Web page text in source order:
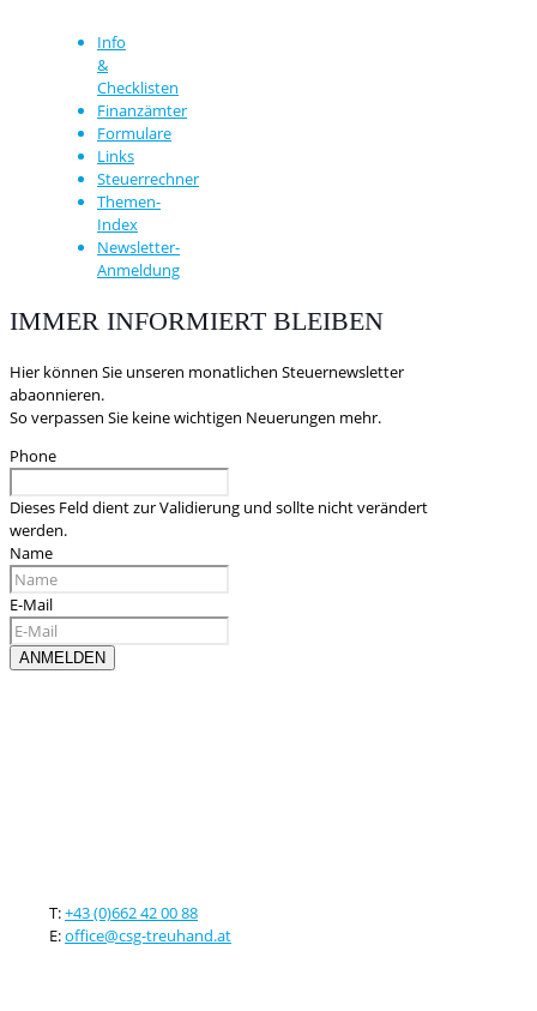
Info
&
Checklisten
Finanzämter
Formulare
Links
Steuerrechner
Themen-
Index
Newsletter-
Anmeldung
IMMER INFORMIERT BLEIBEN
Hier können Sie unseren monatlichen Steuernewsletter
abaonnieren.
So verpassen Sie keine wichtigen Neuerungen mehr.
Phone
Dieses Feld dient zur Validierung und sollte nicht verändert
werden.
Name
E-Mail
T:+43 (0)662 42 00 88
E:office@csg-treuhand.at